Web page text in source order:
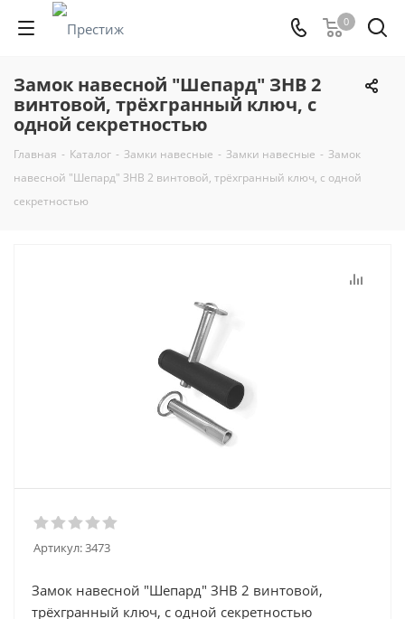
0
Замок навесной "Шепард" ЗНВ 2
винтовой, трёхгранный ключ, с
одной секретностью
Главная - Каталог - Замки навесные - Замки навесные - Замок
навесной "Шепард" ЗНВ 2 винтовой, трёхгранный ключ, с одной
секретностью
Артикул:3473
Замок навесной "Шепард" ЗНВ 2 винтовой,
трёхгранный ключ, с одной секретностью